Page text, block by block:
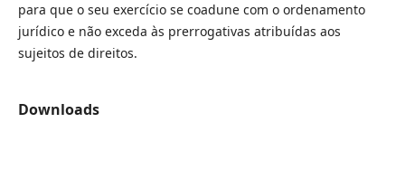
para que o seu exercício se coadune com o ordenamento
jurídico e não exceda às prerrogativas atribuídas aos
sujeitos de direitos.
Downloads